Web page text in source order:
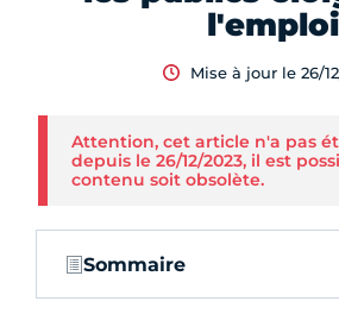
l'emploi
Mise à jour le 26/
Attention, cet article n'a pas
depuis le 26/12/2023, il est
contenu soit obsolète.
Sommaire